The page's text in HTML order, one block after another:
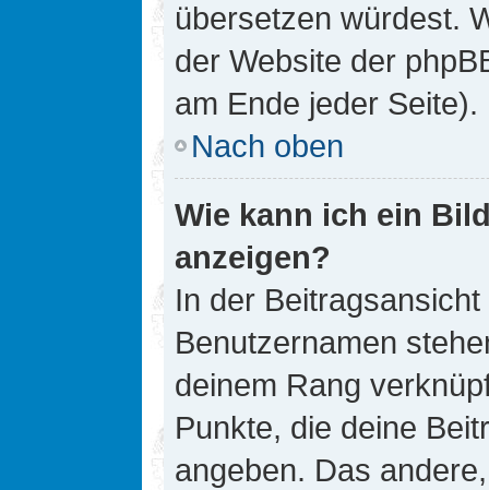
übersetzen würdest.
der Website der
am Ende jeder Seite).
Nach oben
Wie kann ich ein
anzeigen?
In der
Benutzernamen
deinem Rang
Punkte, die deine
angeben. Das